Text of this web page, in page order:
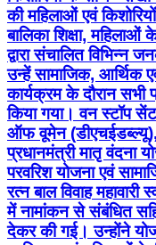
की महिलाओं एवं
बालिका शिक्षा,
द्वारा संचालित विभिन्न
उन्हें सामाजिक, आर्थिक
कार्यक्रम के दौरान सभी
किया गया। वन स्टॉप
ऑफ वूमेन (डीएचईडब्ल्यू),
प्रधानमंत्री मातृ वंदना
परवरिश योजना एवं
रत्न बाल विवाह
में नामांकन से संबंधित
देकर की गई। उन्होंने